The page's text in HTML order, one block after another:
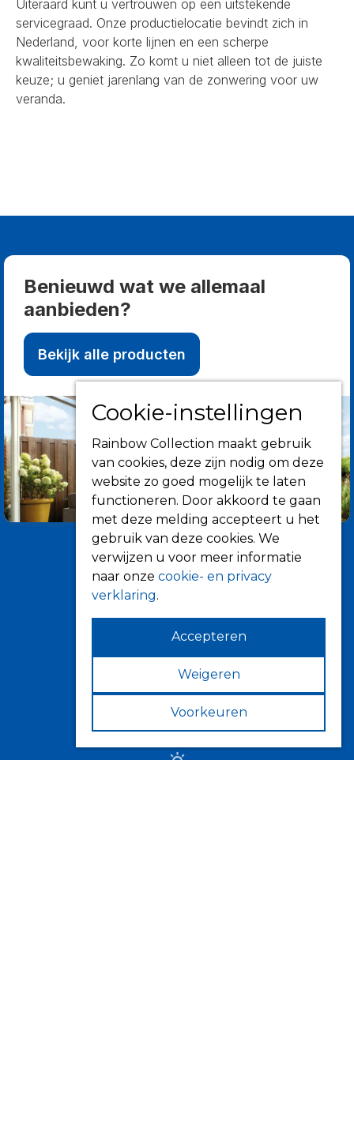
Uiteraard kunt u vertrouwen op een uitstekende
servicegraad. Onze productielocatie bevindt zich in
Nederland, voor korte lijnen en een scherpe
kwaliteitsbewaking. Zo komt u niet alleen tot de juiste
keuze; u geniet jarenlang van de zonwering voor uw
veranda.
Benieuwd wat we allemaal
aanbieden?
Bekijk alle producten
Informatie
Over ons
Tips
Verkooppunten
Cookie-instellingen
Rainbow Collection maakt gebruik
van cookies, deze zijn nodig om deze
website zo goed mogelijk te laten
functioneren. Door akkoord te gaan
met deze melding accepteert u het
gebruik van deze cookies. We
verwijzen u voor meer informatie
naar onze cookie- en privacy
verklaring.
Accepteren
Weigeren
Voorkeuren